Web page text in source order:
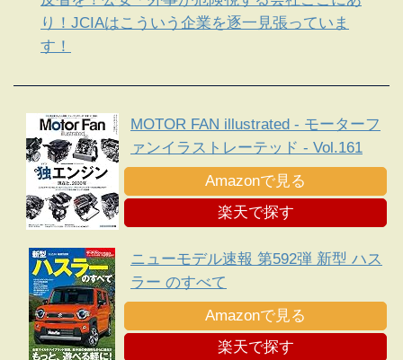
り！JCIAはこういう企業を逐一見張っていま
す！
MOTOR FAN illustrated - モーターフ
ァンイラストレーテッド - Vol.161
Amazonで見る
楽天で探す
ニューモデル速報 第592弾 新型 ハス
ラー のすべて
Amazonで見る
楽天で探す